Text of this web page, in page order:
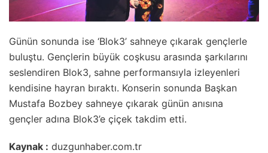
Günün sonunda ise ‘Blok3’ sahneye çıkarak gençlerle
buluştu. Gençlerin büyük coşkusu arasında şarkılarını
seslendiren Blok3, sahne performansıyla izleyenleri
kendisine hayran bıraktı. Konserin sonunda Başkan
Mustafa Bozbey sahneye çıkarak günün anısına
gençler adına Blok3’e çiçek takdim etti.
Kaynak : duzgunhaber.com.tr